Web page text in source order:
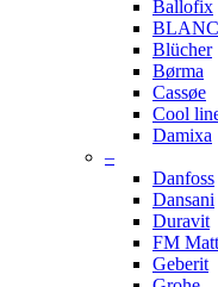
Ballofix
Blücher
Børma
Cassøe
Cool
Damixa
–
Danfoss
Dansani
Duravit
FM
Geberit